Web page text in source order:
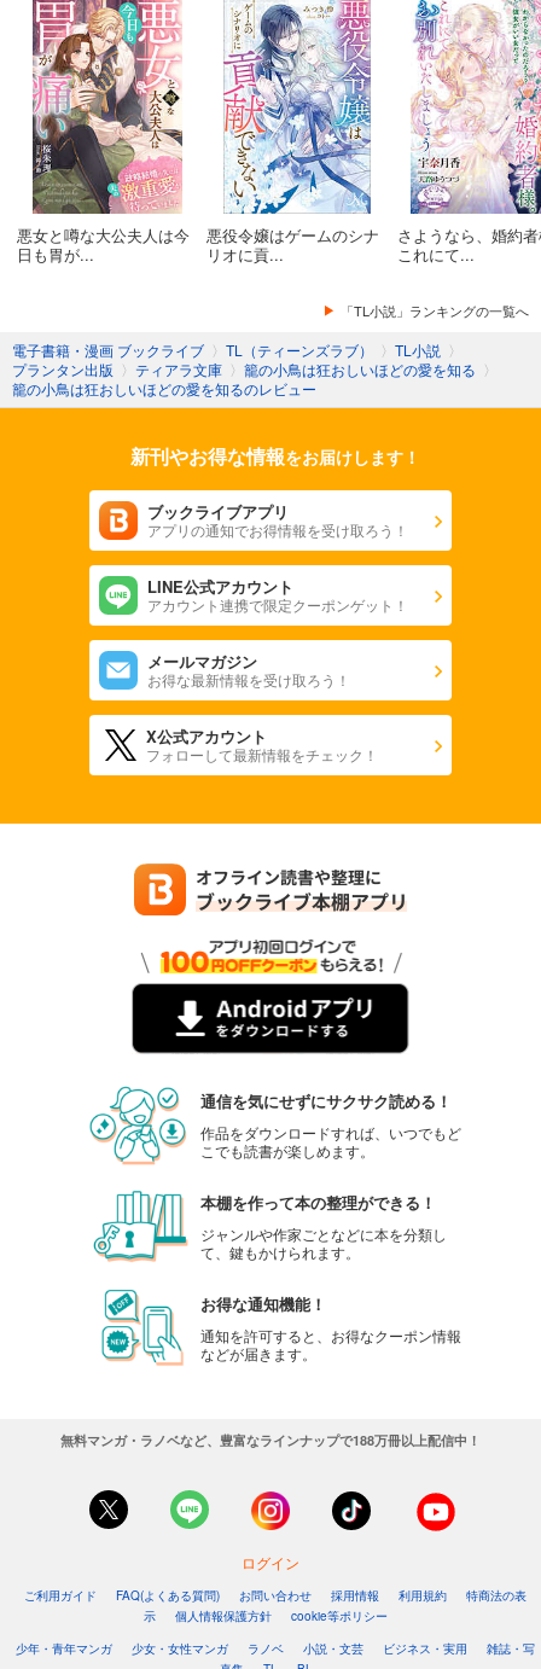
悪女と噂な大公夫人は今
日も胃が...
悪役令嬢はゲームのシナ
リオに貢...
さようなら、婚約
これにて...
「TL小説」ランキングの一覧へ
電子書籍・漫画 ブックライブ 〉 TL（ティーンズラブ） 〉 TL小説 〉
プランタン出版 〉 ティアラ文庫 〉 籠の小鳥は狂おしいほどの愛を知る 〉
籠の小鳥は狂おしいほどの愛を知るのレビュー
新刊やお得な情報をお届けします！
ブックライブアプリ
アプリの通知でお得情報を受け取ろう！
LINE公式アカウント
アカウント連携で限定クーポンゲット！
メールマガジン
お得な最新情報を受け取ろう！
X公式アカウント
フォローして最新情報をチェック！
通信を気にせずにサクサク読める！
作品をダウンロードすれば、いつでもど
こでも読書が楽しめます。
本棚を作って本の整理ができる！
ジャンルや作家ごとなどに本を分類し
て、鍵もかけられます。
お得な通知機能！
通知を許可すると、お得なクーポン情報
などが届きます。
無料マンガ・ラノベなど、豊富なラインナップで188万冊以上配信中！
ログイン
ご利用ガイド FAQ(よくある質問) お問い合わせ 採用情報 利用規約
特商法の表
示
個人情報保護方針
cookie等ポリシー
少年・青年マンガ
少女・女性マンガ ラノベ 小説・文芸 ビジネス・実用
雑誌・写